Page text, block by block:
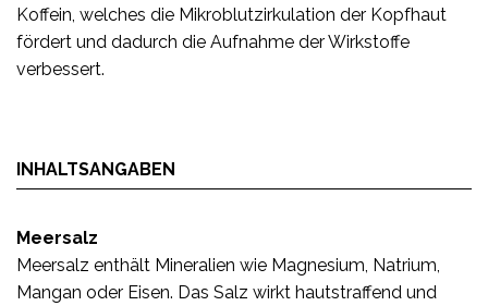
Koffein, welches die Mikroblutzirkulation der Kopfhaut
fördert und dadurch die Aufnahme der Wirkstoffe
verbessert.
INHALTSANGABEN
Meersalz
Meersalz enthält Mineralien wie Magnesium, Natrium,
Mangan oder Eisen. Das Salz wirkt hautstraffend und